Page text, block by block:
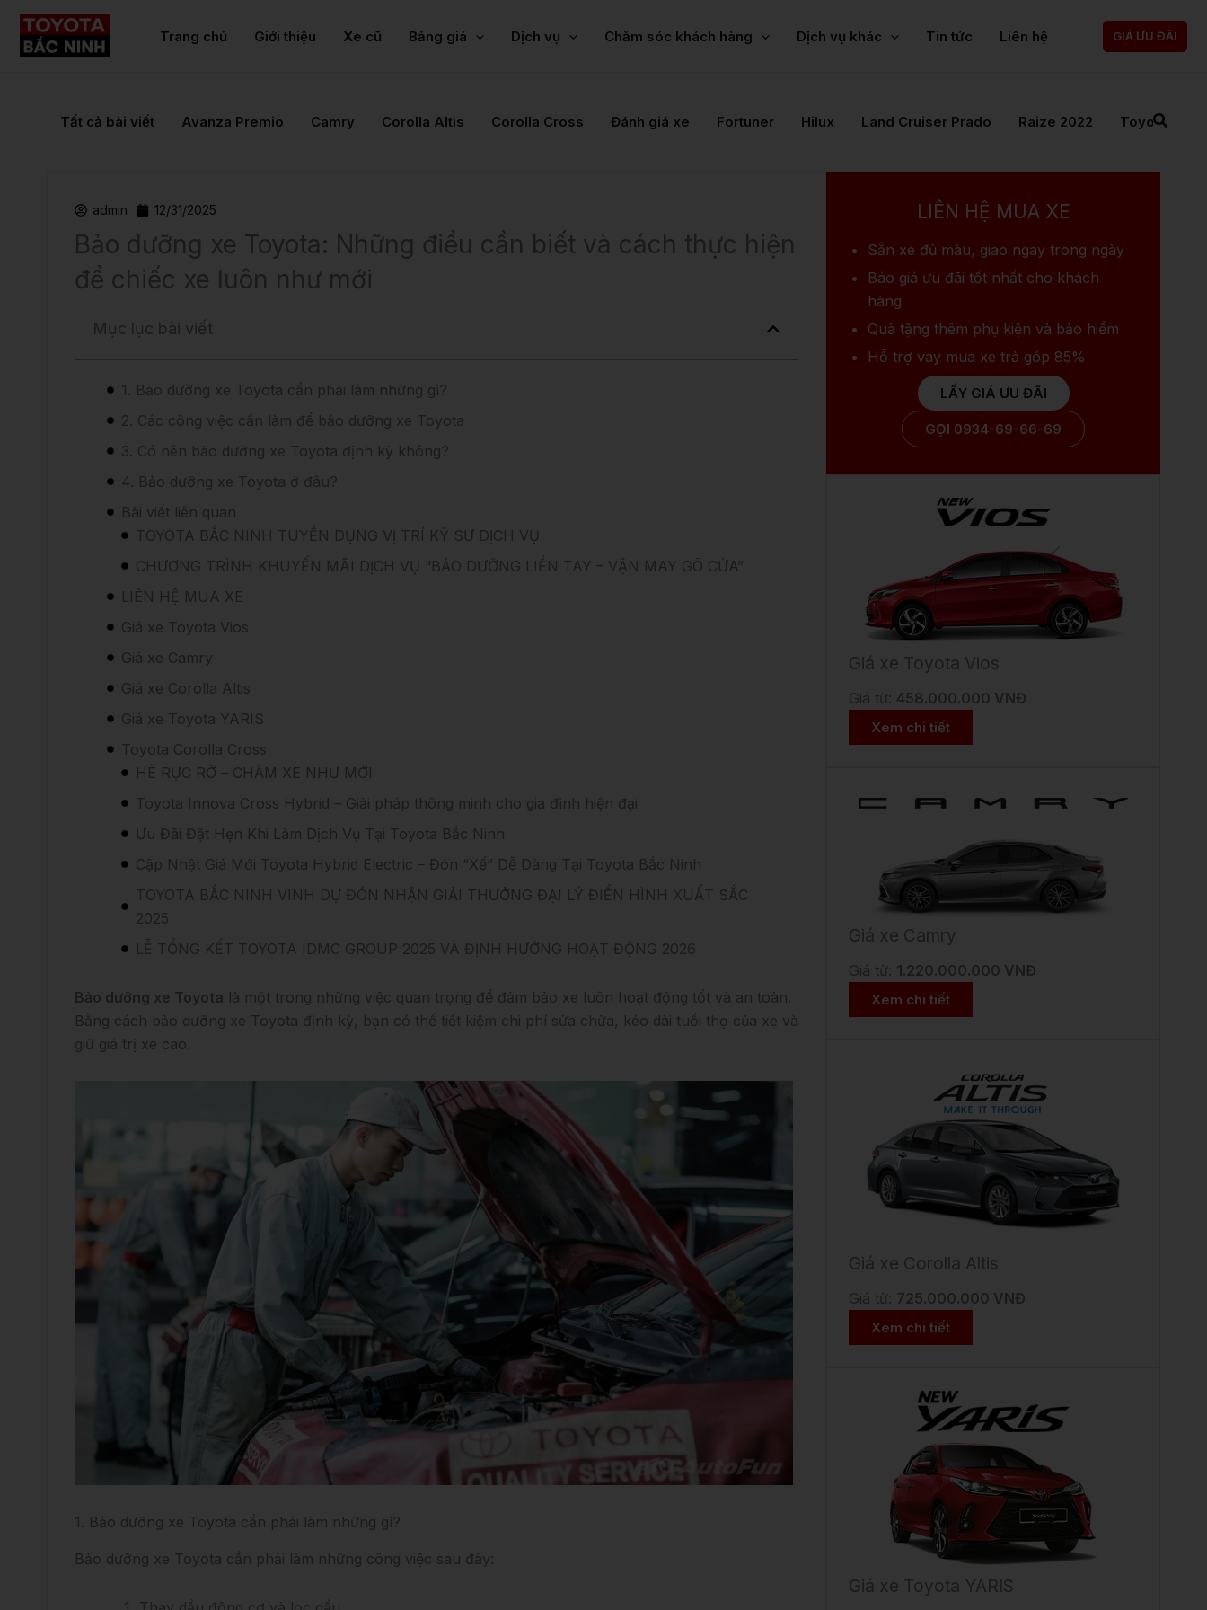
Nhảy
Trang chủ Giới thiệu Xe cũ Bảng giá Dịch vụ Chăm sóc khách hàng Dịch vụ khác Tin tức Liên hệ GIÁ ƯU ĐÃI
Tất cả bài viết Avanza Premio Camry Corolla Altis Corolla Cross Đánh giá xe Fortuner Hilux Land Cruiser Prado Raize 2022 Toyota
admin 12/31/2025
Bảo dưỡng xe Toyota: Những điều cần biết và cách thực hiện
để chiếc xe luôn như mới
Mục lục bài viết
1. Bảo dưỡng xe Toyota cần phải làm những gì?
2. Các công việc cần làm để bảo dưỡng xe Toyota
3. Có nên bảo dưỡng xe Toyota định kỳ không?
4. Bảo dưỡng xe Toyota ở đâu?
Bài viết liên quan
TOYOTA BẮC NINH TUYỂN DỤNG VỊ TRÍ KỸ SƯ DỊCH VỤ
CHƯƠNG TRÌNH KHUYẾN MÃI DỊCH VỤ “BẢO DƯỠNG LIỀN TAY – VẬN MAY GÕ CỬA”
LIÊN HỆ MUA XE
Giá xe Toyota Vios
Giá xe Camry
Giá xe Corolla Altis
Giá xe Toyota YARIS
Toyota Corolla Cross
HÈ RỰC RỠ – CHĂM XE NHƯ MỚI
Toyota Innova Cross Hybrid – Giải pháp thông minh cho gia đình hiện đại
Ưu Đãi Đặt Hẹn Khi Làm Dịch Vụ Tại Toyota Bắc Ninh
Cập Nhật Giá Mới Toyota Hybrid Electric – Đón “Xế” Dễ Dàng Tại Toyota Bắc Ninh
TOYOTA BẮC NINH VINH DỰ ĐÓN NHẬN GIẢI THƯỞNG ĐẠI LÝ ĐIỂN HÌNH XUẤT SẮC
2025
LỄ TỔNG KẾT TOYOTA IDMC GROUP 2025 VÀ ĐỊNH HƯỚNG HOẠT ĐỘNG 2026
Bảo dưỡng xe Toyota là một trong những việc quan trọng để đảm bảo xe luôn hoạt động tốt và an toàn.
Bằng cách bảo dưỡng xe Toyota định kỳ, bạn có thể tiết kiệm chi phí sửa chữa, kéo dài tuổi thọ của xe và
giữ giá trị xe cao.
1. Bảo dưỡng xe Toyota cần phải làm những gì?
Bảo dưỡng xe Toyota cần phải làm những công việc sau đây:
LIÊN HỆ MUA XE
Sẵn xe đủ màu, giao ngay trong ngày
Báo giá ưu đãi tốt nhất cho khách
hàng
Quà tặng thêm phụ kiện và bảo hiểm
Hỗ trợ vay mua xe trả góp 85%
LẤY GIÁ ƯU ĐÃI
GỌI 0934-69-66-69
Giá xe Toyota Vios
Giá từ: 458.000.000 VNĐ
Xem chi tiết
Giá xe Camry
Giá từ: 1.220.000.000 VNĐ
Xem chi tiết
Giá xe Corolla Altis
Giá từ: 725.000.000 VNĐ
Xem chi tiết
Giá xe Toyota YARIS